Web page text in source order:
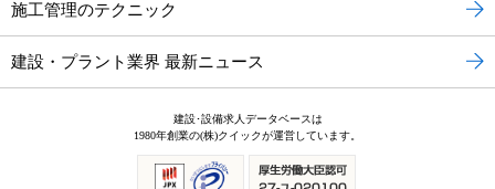
施工管理のテクニック
建設・プラント業界 最新ニュース
建設･設備求人データベースは
1980年創業の(株)クイックが運営しています。